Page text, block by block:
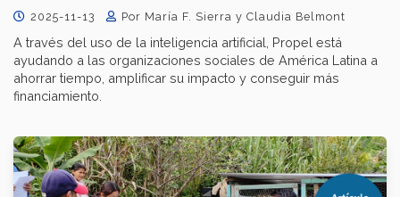
2025-11-13 Por María F. Sierra y Claudia Belmont
A través del uso de la inteligencia artificial, Propel está
ayudando a las organizaciones sociales de América Latina a
ahorrar tiempo, amplificar su impacto y conseguir más
financiamiento.